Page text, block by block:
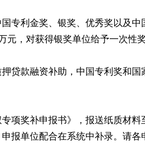
专利金奖、银奖、优秀奖以及
，对获得银奖单位给予一次性
贷款融资补助，中国专利奖和国
项奖补申报书》，报送纸质材料
报单位配合在系统中补录。请